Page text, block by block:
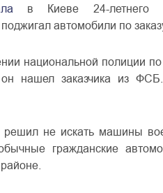
в Киеве 24-летнего
автомобили по
национальной полиции
нашел заказчика из
не искать машины
гражданские